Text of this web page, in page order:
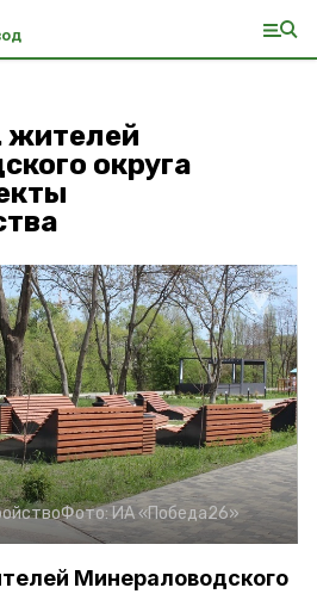
жителей
округа
Фото:ИА «Победа26»
Минераловодского